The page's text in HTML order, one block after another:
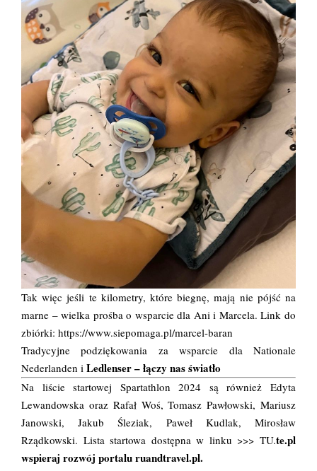
Tak więc jeśli te kilometry, które biegnę, mają nie pójść na
marne – wielka prośba o wsparcie dla Ani i Marcela. Link do
zbiórki: https://www.siepomaga.pl/marcel-baran
Tradycyjne podziękowania za wsparcie dla Nationale
Nederlanden i Ledlenser – łączy nas światło
Na liście startowej Spartathlon 2024 są również Edyta
Lewandowska oraz Rafał Woś, Tomasz Pawłowski, Mariusz
Janowski, Jakub Śleziak, Paweł Kudlak, Mirosław
Rządkowski. Lista startowa dostępna w linku >>> TU.te.pl
wspieraj rozwój portalu ruandtravel.pl.